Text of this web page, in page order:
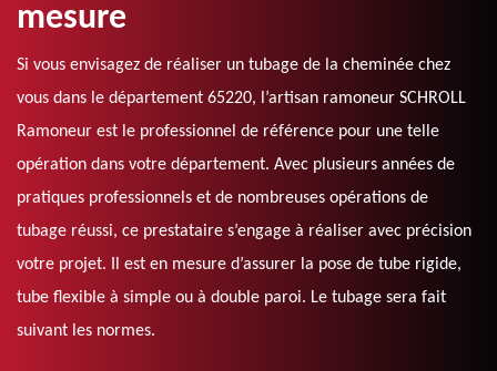
mesure
Si vous envisagez de réaliser un tubage de la cheminée chez
vous dans le département 65220, l’artisan ramoneur SCHROLL
Ramoneur est le professionnel de référence pour une telle
opération dans votre département. Avec plusieurs années de
pratiques professionnels et de nombreuses opérations de
tubage réussi, ce prestataire s’engage à réaliser avec précision
votre projet. Il est en mesure d’assurer la pose de tube rigide,
tube flexible à simple ou à double paroi. Le tubage sera fait
suivant les normes.